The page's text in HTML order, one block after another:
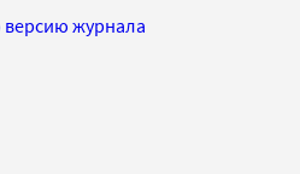
версию журнала